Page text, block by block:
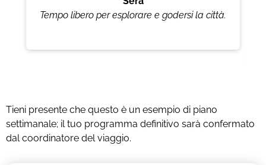
Tempo libero per esplorare e godersi la città.
Tieni presente che questo è un esempio di piano
settimanale; il tuo programma definitivo sarà confermato
dal coordinatore del viaggio.